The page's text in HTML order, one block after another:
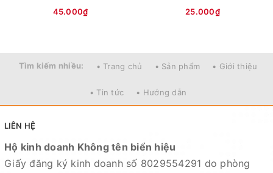
45.000₫ 25.000₫
Tìm kiếm nhiều: • Trang chủ • Sản phẩm • Giới thiệu
• Tin tức • Hướng dẫn
LIÊN HỆ
Hộ kinh doanh Không tên biển hiệu
Giấy đăng ký kinh doanh số 8029554291 do phòng